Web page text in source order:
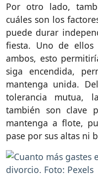
Por otro lado,
cuáles son los
puede durar
fiesta. Uno de ellos
ambos, esto
siga encendida,
mantenga unida.
tolerancia mutua,
también son clave
mantenga a flote,
pase por sus altas ni